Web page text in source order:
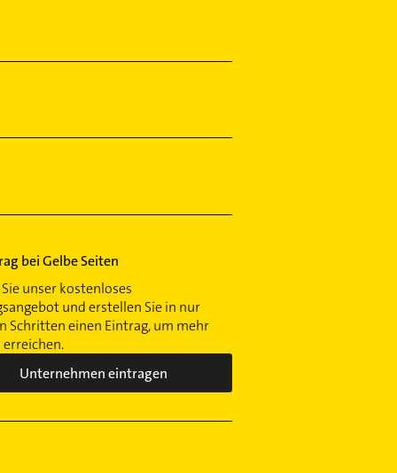
bei Gelbe Seiten
unser kostenloses
und erstellen Sie in nur
Schritten einen Eintrag, um mehr
erreichen.
Unternehmen eintragen